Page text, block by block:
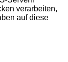
verarbeiten,
auf diese